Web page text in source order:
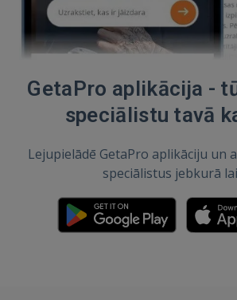
GetaPro aplikācija -
speciālistu tavā
Lejupielādē GetaPro aplikāciju un
speciālistus jebkurā